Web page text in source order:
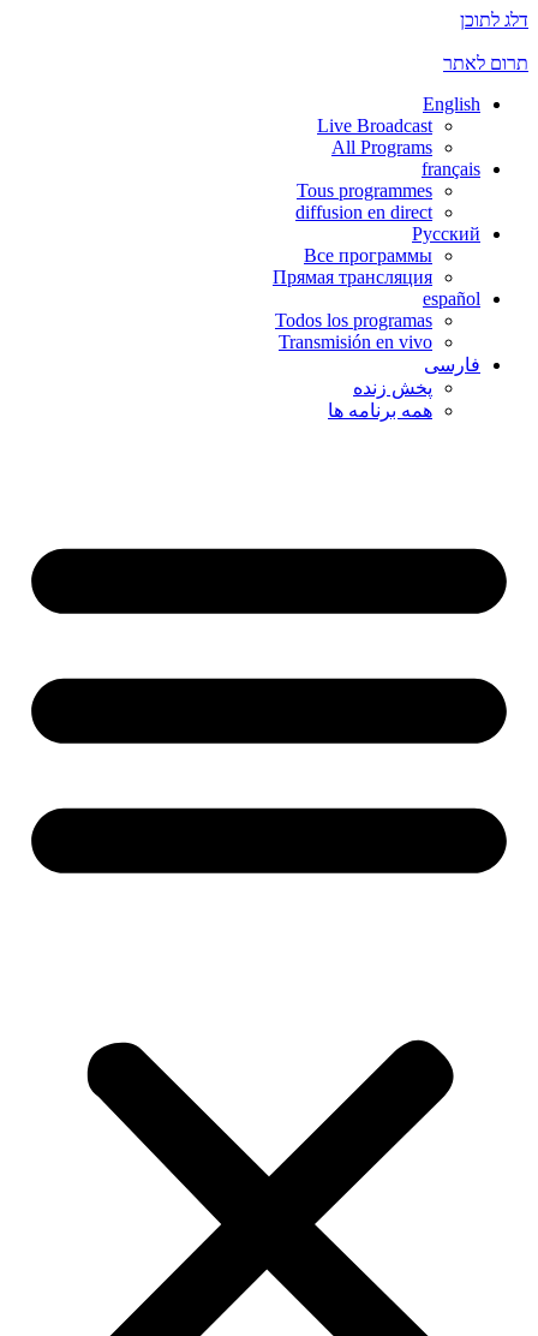
דלג לתוכן
תרום לאתר
English
Live Broadcast
All Programs
français
Tous programmes
diffusion en direct
Русский
Все программы
Прямая трансляция
español
Todos los programas
Transmisión en vivo
فارسی
پخش زنده
همه برنامه ها